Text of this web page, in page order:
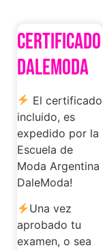
CERTIFICADO
DaleModa
El certificado
incluido, es
expedido por la
Escuela de
Moda Argentina
DaleModa!
Una vez
aprobado tu
examen, o sea